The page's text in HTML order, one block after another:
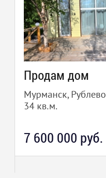
Продам дом
Мурманск, Рублево
34 кв.м.
7 600 000 руб.